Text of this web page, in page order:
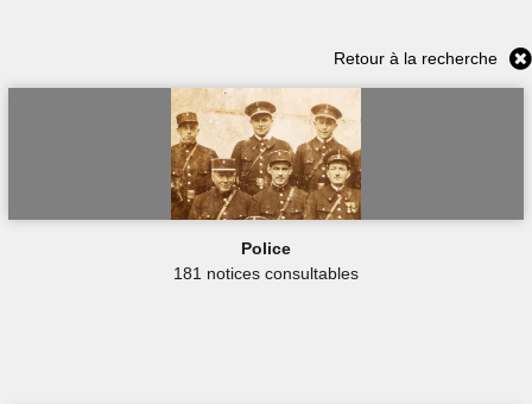
Retour à la recherche
Police
181 notices consultables